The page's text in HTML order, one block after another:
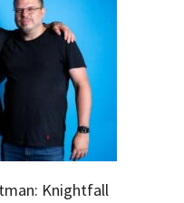
Knightfall